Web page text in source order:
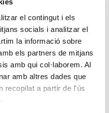
el contingut i els
socials i analitzar el
la informació sobre
els partners de mitjans
amb qui col·laborem. Al
amb altres dades que
recopilat a partir de l'ús
Baleares - Avda.
- Palma.